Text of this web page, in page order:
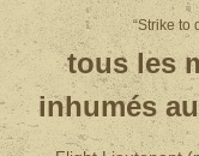
“Strike to
tous les
inhumés